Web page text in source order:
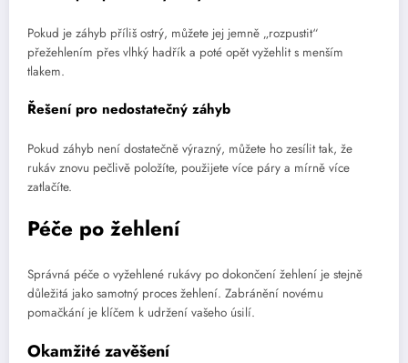
Pokud je záhyb příliš ostrý, můžete jej jemně „rozpustit“
přežehlením přes vlhký hadřík a poté opět vyžehlit s menším
tlakem.
Řešení pro nedostatečný záhyb
Pokud záhyb není dostatečně výrazný, můžete ho zesílit tak, že
rukáv znovu pečlivě položíte, použijete více páry a mírně více
zatlačíte.
Péče po žehlení
Správná péče o vyžehlené rukávy po dokončení žehlení je stejně
důležitá jako samotný proces žehlení. Zabránění novému
pomačkání je klíčem k udržení vašeho úsilí.
Okamžité zavěšení